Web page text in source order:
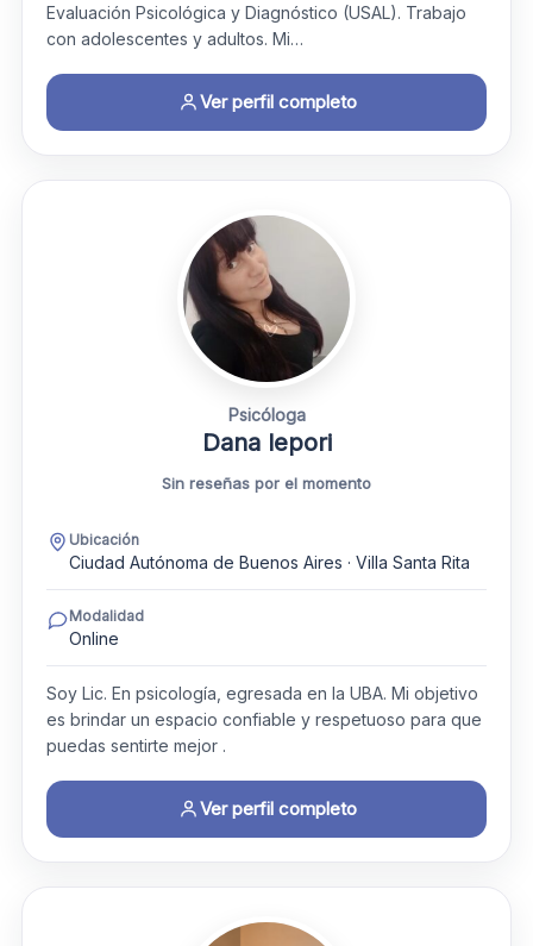
Evaluación Psicológica y Diagnóstico (USAL). Trabajo
con adolescentes y adultos. Mi…
Ver perfil completo
Psicóloga
Dana lepori
Sin reseñas por el momento
Ubicación
Ciudad Autónoma de Buenos Aires · Villa Santa Rita
Modalidad
Online
Soy Lic. En psicología, egresada en la UBA. Mi objetivo
es brindar un espacio confiable y respetuoso para que
puedas sentirte mejor .
Ver perfil completo